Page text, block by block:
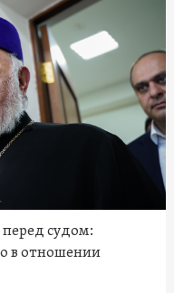
перед судом:
в отношении